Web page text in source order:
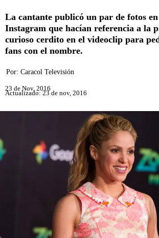
La cantante publicó un par de fotos
Instagram que hacían referencia a la
curioso cerdito en el videoclip para
fans con el nombre.
Por: Caracol Televisión
23 de Nov, 2016
Actualizado: 23 de nov, 2016